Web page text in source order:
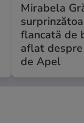
Mirabela
flancată de
aflat
de Apel